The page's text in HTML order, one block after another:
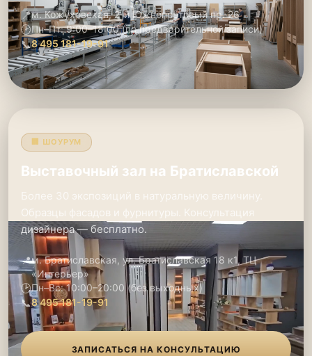
📍м. Кожуховская, 2-й Южнопортовый пр. 26
🕑Пн–Пт: 9:00–18:00 (по предварительной записи)
📞8 495 181-19-91
🏢 ШОУРУМ
Выставочный зал на Братиславской
Более 30 экспозиций в натуральную величину.
Образцы фасадов и фурнитуры. Консультация
дизайнера — бесплатно.
📍м. Братиславская, ул. Братиславская 18 к1, ТЦ
«Интерьер»
🕑Пн–Вс: 10:00–20:00 (без выходных)
📞8 495 181-19-91
ЗАПИСАТЬСЯ НА КОНСУЛЬТАЦИЮ